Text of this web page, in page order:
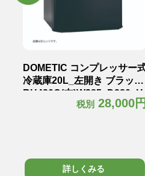
DOMETIC コンプレッサー
冷蔵庫20L_左開き ブラック
RH420C(左
税別 28,000円
詳しくみる